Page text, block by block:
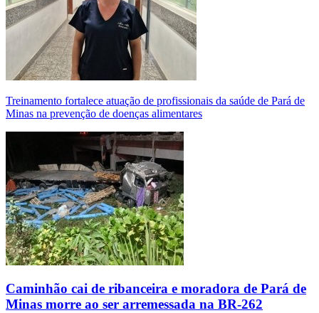
Treinamento fortalece atuação de profissionais da saúde de Pará de
Minas na prevenção de doenças alimentares
Caminhão cai de ribanceira e moradora de Pará de
Minas morre ao ser arremessada na BR-262